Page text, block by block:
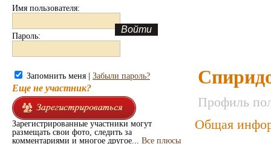
Имя пользователя:
Пароль:
Запомнить меня | Забыли пароль?
Еще не участник?
Зарегистрированные участники могут
размещать свои фото, следить за
комментариями и многое другое... Все плюсы
Профиль
Общая